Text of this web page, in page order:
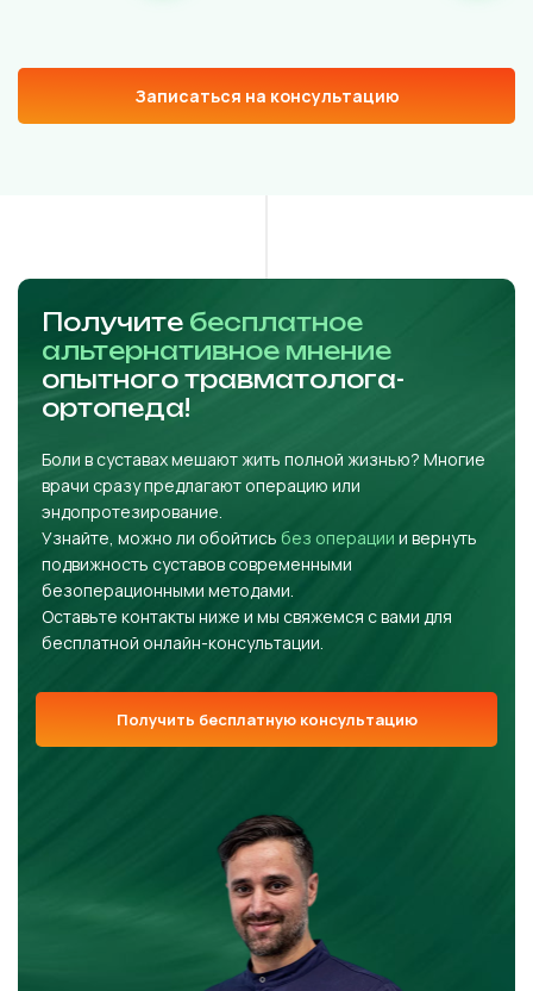
Записаться на консультацию
Получите бесплатное
альтернативное мнение
опытного травматолога-
ортопеда!
Боли в суставах мешают жить полной жизнью? Многие
врачи сразу предлагают операцию или
эндопротезирование.
Узнайте, можно ли обойтись без операции и вернуть
подвижность суставов современными
безоперационными методами.
Оставьте контакты ниже и мы свяжемся с вами для
бесплатной онлайн-консультации.
Получить бесплатную консультацию